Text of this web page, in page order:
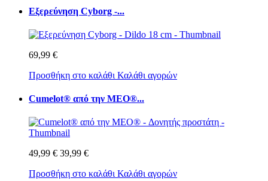
Εξερεύνηση Cyborg -...
69,99 €
Προσθήκη στο καλάθι Καλάθι αγορών
Cumelot® από την MEO®...
49,99 € 39,99 €
Προσθήκη στο καλάθι Καλάθι αγορών